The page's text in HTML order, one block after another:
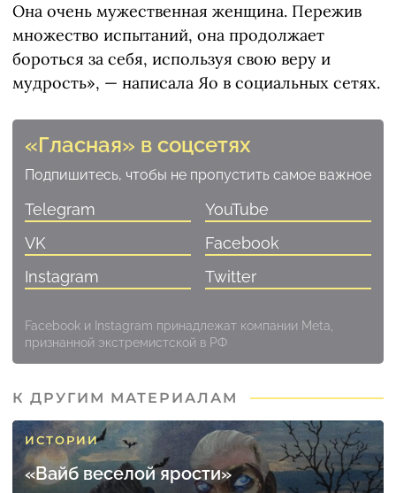
Она очень мужественная женщина. Пережив
множество испытаний, она продолжает
бороться за себя, используя свою веру и
мудрость», — написала Яо в ​​социальных сетях.
«Гласная» в соцсетях
Подпишитесь, чтобы не пропустить самое важное
Telegram
YouTube
VK
Facebook
Instagram
Twitter
Facebook и Instagram принадлежат компании Meta,
признанной экстремистской в РФ
К ДРУГИМ МАТЕРИАЛАМ
ИСТОРИИ
«Вайб веселой ярости»